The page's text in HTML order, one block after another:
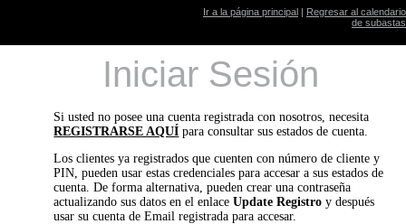
Ir a la página principal | Regresar al calendario
de subastas
Iniciar Sesión
Si usted no posee una cuenta registrada con nosotros, necesita
REGISTRARSE AQUÍ para consultar sus estados de cuenta.
Los clientes ya registrados que cuenten con número de cliente y
PIN, pueden usar estas credenciales para accesar a sus estados de
cuenta. De forma alternativa, pueden crear una contraseña
actualizando sus datos en el enlaceUpdate Registro y después
usar su cuenta de Email registrada para accesar.